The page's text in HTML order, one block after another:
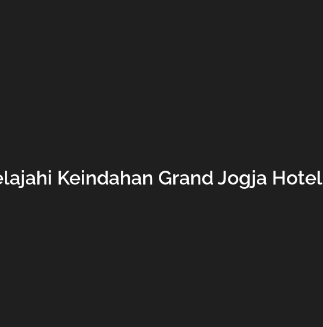
Keindahan Grand Jogja Hotel